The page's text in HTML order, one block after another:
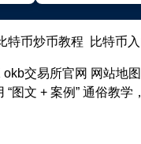
特币炒币教程 比特币
okb交易所官网 网站地图
文 + 案例” 通俗教